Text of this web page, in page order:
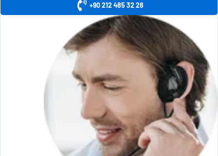
+90 212 485 32 28